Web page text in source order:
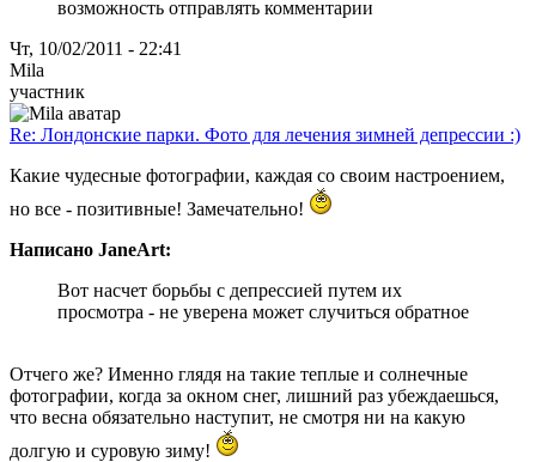
возможность отправлять комментарии
Чт, 10/02/2011 - 22:41
Mila
участник
Re: Лондонские парки. Фото для лечения зимней депрессии :)
Какие чудесные фотографии, каждая со своим настроением,
но все - позитивные! Замечательно!
Написано JaneArt:
Вот насчет борьбы с депрессией путем их
просмотра - не уверена может случиться обратное
Отчего же? Именно глядя на такие теплые и солнечные
фотографии, когда за окном снег, лишний раз убеждаешься,
что весна обязательно наступит, не смотря ни на какую
долгую и суровую зиму!